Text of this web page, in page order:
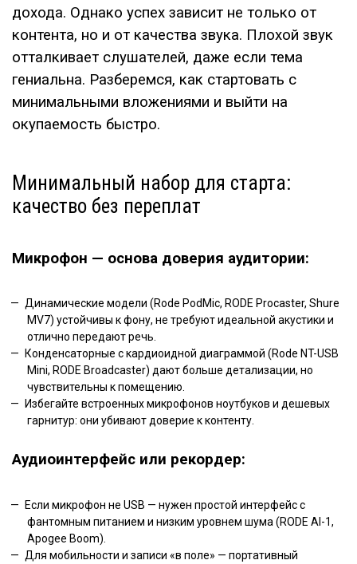
дохода. Однако успех зависит не только от
контента, но и от качества звука. Плохой звук
отталкивает слушателей, даже если тема
гениальна. Разберемся, как стартовать с
минимальными вложениями и выйти на
окупаемость быстро.
Минимальный набор для старта:
качество без переплат
Микрофон — основа доверия аудитории:
Динамические модели (Rode PodMic, RODE Procaster, Shure
MV7) устойчивы к фону, не требуют идеальной акустики и
отлично передают речь.
Конденсаторные с кардиоидной диаграммой (Rode NT-USB
Mini, RODE Broadcaster) дают больше детализации, но
чувствительны к помещению.
Избегайте встроенных микрофонов ноутбуков и дешевых
гарнитур: они убивают доверие к контенту.
Аудиоинтерфейс или рекордер:
Если микрофон не USB — нужен простой интерфейс с
фантомным питанием и низким уровнем шума (RODE AI-1,
Apogee Boom).
Для мобильности и записи «в поле» — портативный